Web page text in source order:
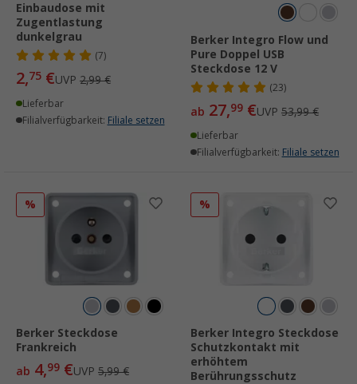
Einbaudose mit
Zugentlastung
dunkelgrau
(7)
2,75 €UVP 2,99 €
Lieferbar
Filialverfügbarkeit: Filiale setzen
Berker Integro Flow und
Pure Doppel USB
Steckdose 12 V
(23)
ab 27,99 €UVP 53,99 €
Lieferbar
Filialverfügbarkeit: Filiale setzen
%
Berker Steckdose
Frankreich
ab 4,99 €UVP 5,99 €
%
Berker Integro Steckdose
Schutzkontakt mit
erhöhtem
Berührungsschutz